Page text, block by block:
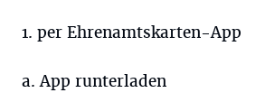
1. per Ehrenamtskarten-App
a. App runterladen